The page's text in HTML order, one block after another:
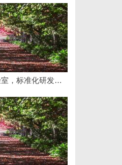
贝净 AC 国际医疗实验室，标准化研发体系全解析